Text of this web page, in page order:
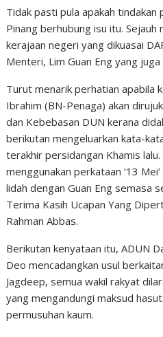
Tidak pasti pula apakah tindakan
Pinang berhubung isu itu. Sejauh
kerajaan negeri yang dikuasai
Menteri, Lim Guan Eng yang
Turut menarik perhatian apabila
Ibrahim (BN-Penaga) akan
dan Kebebasan DUN kerana
berikutan mengeluarkan kata-
terakhir persidangan Khamis lalu.
menggunakan perkataan ‘13
lidah dengan Guan Eng semasa
Terima Kasih Ucapan Yang
Rahman Abbas.
Berikutan kenyataan itu, ADUN
Deo mencadangkan usul
Jagdeep, semua wakil rakyat
yang mengandungi maksud
permusuhan kaum.